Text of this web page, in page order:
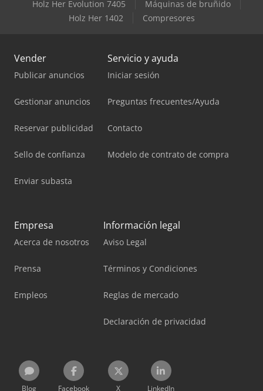
Holz Her Evolution 7405
Máquinas de bruñido
Holz Her 1402
Compresores
Vender
Publicar anuncios
Gestionar anuncios
Reservar publicidad
Sello de confianza
Enviar subasta
Servicio y ayuda
Iniciar sesión
Preguntas frecuentes/Ayuda
Contacto
Modelo de contrato de compra
Empresa
Acerca de nosotros
Prensa
Empleos
Información legal
Aviso Legal
Términos y Condiciones
Reglas de mercado
Declaración de privacidad
Blog Facebook X LinkedIn